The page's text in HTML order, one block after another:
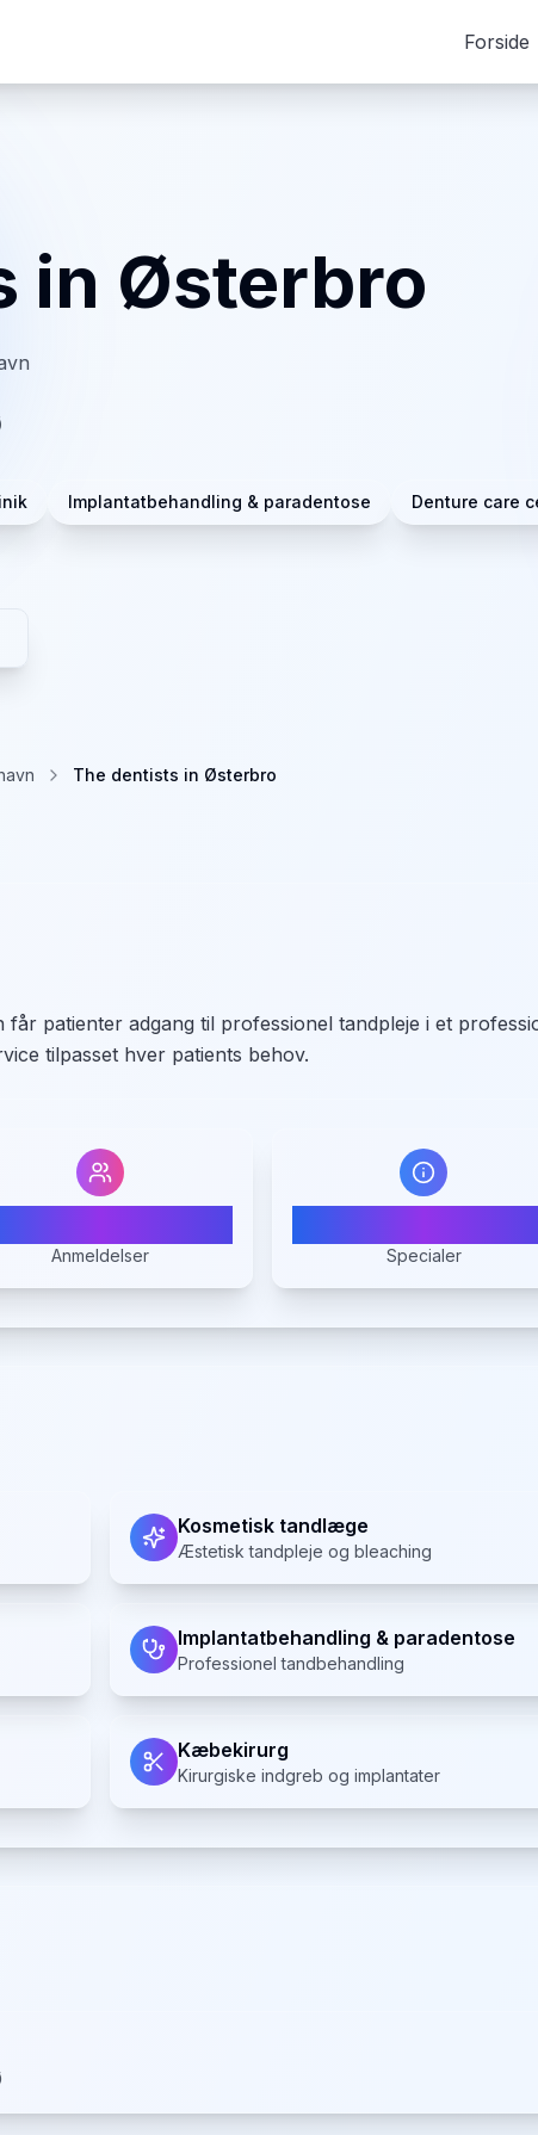
Forside
in Østerbro
Implantatbehandling & paradentose Denture care
The dentists in Østerbro
patienter adgang til professionel tandpleje i et
tilpasset hver patients behov.
Anmeldelser Specialer
Kosmetisk tandlæge
Æstetisk tandpleje og bleaching
Implantatbehandling & paradentose
Professionel tandbehandling
Kæbekirurg
Kirurgiske indgreb og implantater